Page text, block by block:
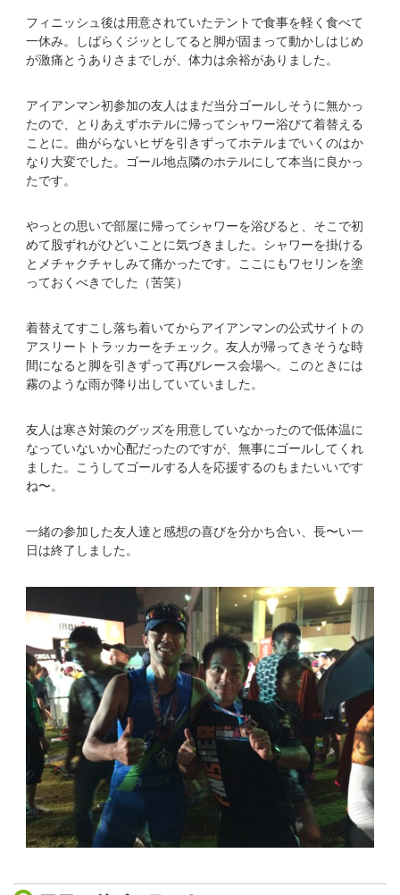
フィニッシュ後は用意されていたテントで食事を軽く食べて
一休み。しばらくジッとしてると脚が固まって動かしはじめ
が激痛とうありさまでしが、体力は余裕がありました。
アイアンマン初参加の友人はまだ当分ゴールしそうに無かっ
たので、とりあえずホテルに帰ってシャワー浴びて着替える
ことに。曲がらないヒザを引きずってホテルまでいくのはか
なり大変でした。ゴール地点隣のホテルにして本当に良かっ
たです。
やっとの思いで部屋に帰ってシャワーを浴びると、そこで初
めて股ずれがひどいことに気づきました。シャワーを掛ける
とメチャクチャしみて痛かったです。ここにもワセリンを塗
っておくべきでした（苦笑）
着替えてすこし落ち着いてからアイアンマンの公式サイトの
アスリートトラッカーをチェック。友人が帰ってきそうな時
間になると脚を引きずって再びレース会場へ。このときには
霧のような雨が降り出していていました。
友人は寒さ対策のグッズを用意していなかったので低体温に
なっていないか心配だったのですが、無事にゴールしてくれ
ました。こうしてゴールする人を応援するのもまたいいです
ね〜。
一緒の参加した友人達と感想の喜びを分かち合い、長〜い一
日は終了しました。